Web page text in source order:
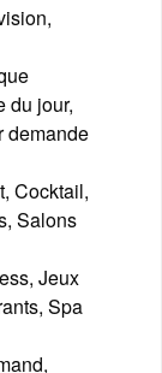
du jour,
demande
Cocktail,
Salons
Jeux
Spa